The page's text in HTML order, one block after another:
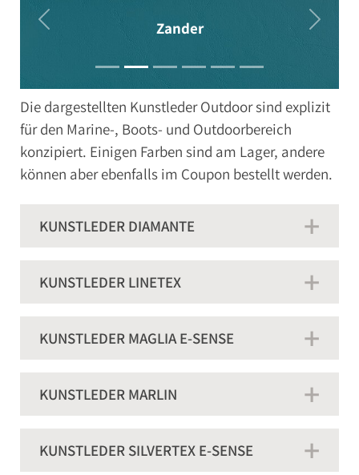
Zander
Die dargestellten Kunstleder Outdoor sind explizit
für den Marine-, Boots- und Outdoorbereich
konzipiert. Einigen Farben sind am Lager, andere
können aber ebenfalls im Coupon bestellt werden.
KUNSTLEDER DIAMANTE
KUNSTLEDER LINETEX
KUNSTLEDER MAGLIA E-SENSE
KUNSTLEDER MARLIN
KUNSTLEDER SILVERTEX E-SENSE